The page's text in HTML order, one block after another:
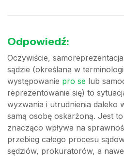
Odpowiedź:
Oczywiście,
sądzie (określana w
występowanie pro se lub
reprezentowanie się) to
wyzwania i utrudnienia daleko
samą osobę oskarżoną. Jest
znacząco wpływa na
przebieg całego procesu
sędziów, prokuratorów, a